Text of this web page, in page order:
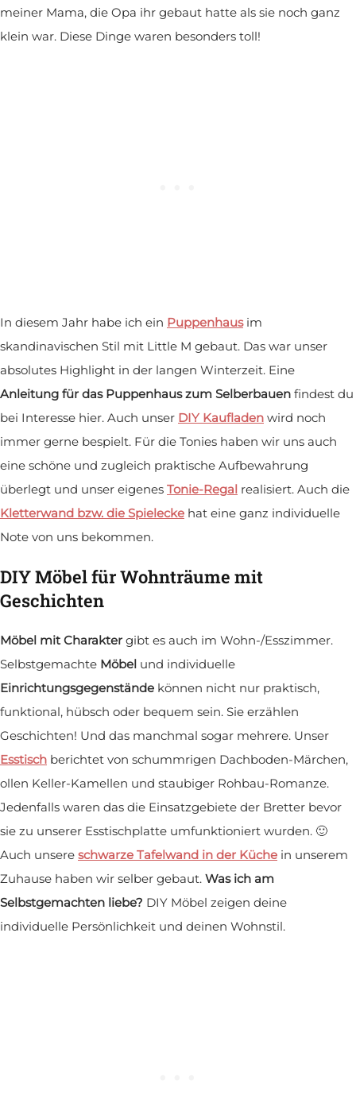
meiner Mama, die Opa ihr gebaut hatte als sie noch ganz
klein war. Diese Dinge waren besonders toll!
In diesem Jahr habe ich ein Puppenhausim
skandinavischen Stil mit Little M gebaut. Das war unser
absolutes Highlight in der langen Winterzeit. Eine
Anleitung für das Puppenhaus zum Selberbauen findest du
bei Interesse hier. Auch unser DIY Kaufladen wird noch
immer gerne bespielt. Für die Tonies haben wir uns auch
eine schöne und zugleich praktische Aufbewahrung
überlegt und unser eigenes Tonie-Regal realisiert. Auch die
Kletterwand bzw. die Spielecke hat eine ganz individuelle
Note von uns bekommen.
DIY Möbel für Wohnträume mit
Geschichten
Möbel mit Charakter gibt es auch im Wohn-/Esszimmer.
Selbstgemachte Möbel und individuelle
Einrichtungsgegenstände können nicht nur praktisch,
funktional, hübsch oder bequem sein. Sie erzählen
Geschichten! Und das manchmal sogar mehrere. Unser
Esstisch berichtet von schummrigen Dachboden-Märchen,
ollen Keller-Kamellen und staubiger Rohbau-Romanze.
Jedenfalls waren das die Einsatzgebiete der Bretter bevor
sie zu unserer Esstischplatte umfunktioniert wurden. 🙂
Auch unsere schwarze Tafelwand in der Küche in unserem
Zuhause haben wir selber gebaut. Was ich am
Selbstgemachten liebe? DIY Möbel zeigen deine
individuelle Persönlichkeit und deinen Wohnstil.